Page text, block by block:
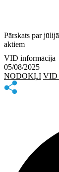
Pārskats par
aktiem
VID informācija
05/08/2025
NODOKĻI VID